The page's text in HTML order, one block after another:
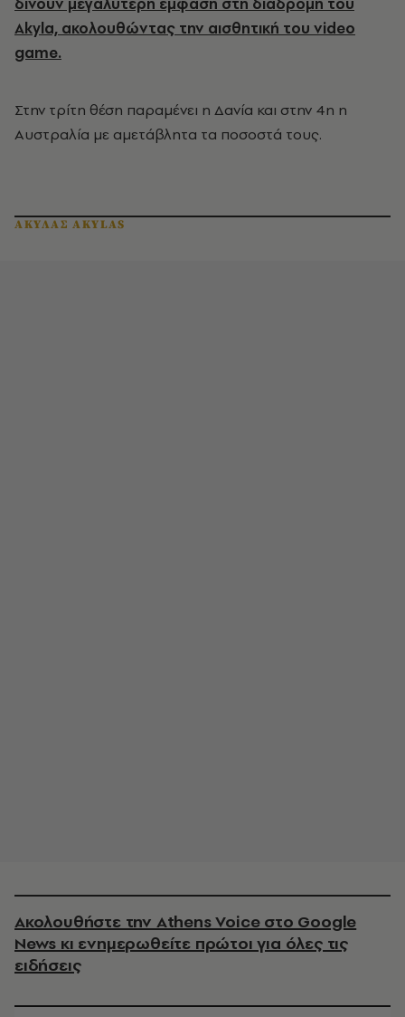
Akyla, ακολουθώντας την αισθητική του video
game.
Στην τρίτη θέση παραμένει η Δανία και στην 4η η
Αυστραλία με αμετάβλητα τα ποσοστά τους.
ΑΚΥΛΑΣ AKYLAS
Ακολουθήστε την Athens Voice στο Google
News κι ενημερωθείτε πρώτοι για όλες τις
ειδήσεις